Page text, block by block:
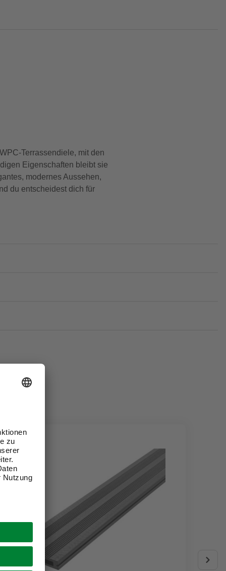
Terrassendiele, mit den
Eigenschaften bleibt sie
modernes Aussehen,
du entscheidest dich für